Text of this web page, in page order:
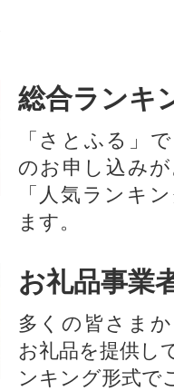
総合ランキ
「さとふる」
のお申し込み
「人気ランキ
ます。
お礼品事業
多くの皆さま
お礼品を提供し
ンキング形式で